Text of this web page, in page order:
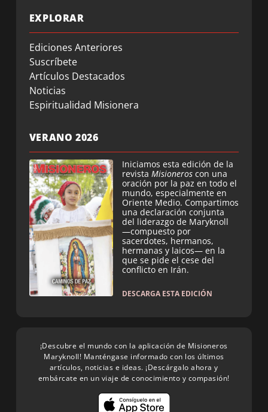
EXPLORAR
Ediciones Anteriores
Suscríbete
Artículos Destacados
Noticias
Espiritualidad Misionera
VERANO 2026
Iniciamos esta edición de la
revista Misioneros con una
oración por la paz en todo el
mundo, especialmente en
Oriente Medio. Compartimos
una declaración conjunta
del liderazgo de Maryknoll
—compuesto por
sacerdotes, hermanos,
hermanas y laicos— en la
que se pide el cese del
conflicto en Irán.
DESCARGA ESTA EDICIÓN
¡Descubre el mundo con la aplicación de Misioneros
Maryknoll! Manténgase informado con los últimos
artículos, noticias e ideas. ¡Descárgalo ahora y
embárcate en un viaje de conocimiento y compasión!